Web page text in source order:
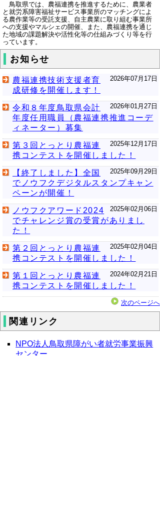
鳥取県では、農福連携を推進するために、農業者
と就労系障害福祉サービス事業所のマッチングによ
る農作業等の受託支援、自主農業に取り組む事業所
への支援やマルシェの開催、また、農福連携を通じ
た地域の課題解決や活性化等の仕組みづくり等を行
っています。
お知らせ
2026年07月17日
農福連携技術支援者育
成研修を開催します！
2026年01月27日
令和８年度鳥取県会計
年度任用職員（農福連携推進コーデ
ィネーター）募集
2025年12月17日
第３回とっとり農福連
携コンテストを開催しました！
2025年09月29日
【終了しました】全国
でノウフクデジタルスタンプキャン
ペーンが開催！
2025年02月06日
ノウフクアワード2024
でチャレンジ賞の受賞がありまし
た！
2025年02月04日
第２回とっとり農福連
携コンテストを開催しました！
2024年02月21日
第１回とっとり農福連
携コンテストを開催しました！
次のページへ
関連リンク
NPO法人鳥取県障がい者就労事業振興
センター